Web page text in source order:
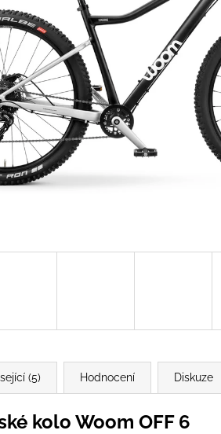
(5) Hodnocení Diskuze
kolo Woom OFF 6